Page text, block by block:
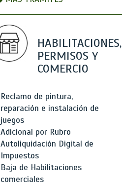
HABILITACIONES,
PERMISOS Y
COMERCIO
Reclamo de pintura,
reparación e instalación de
juegos
Adicional por Rubro
Autoliquidación Digital de
Impuestos
Baja de Habilitaciones
comerciales